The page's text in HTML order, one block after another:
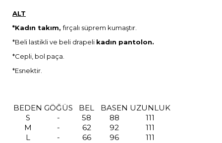
ALT
*Kadın takım,fırçalı süprem kumaştır.
*Beli lastikli ve beli drapeli kadın pantolon.
*Cepli, bol paça.
*Esnektir.
BEDEN GÖĞÜS BEL BASEN UZUNLUK
S
- 58 88
111
M
- 62 92
111
L
- 66 96 111